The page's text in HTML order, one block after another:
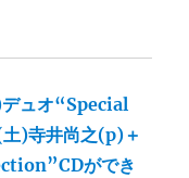
ュオ“Special
)寺井尚之(p)＋
ができ